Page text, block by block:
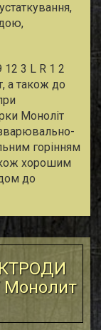
12 3 L R 1 2
а також до
Моноліт
горінням
хорошим
до